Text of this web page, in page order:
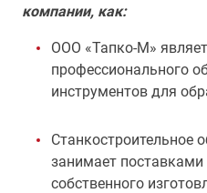
компании, как:
ООО «Тапко-М»
профессионального
инструментов для
Станкостроительное
занимает
собственного